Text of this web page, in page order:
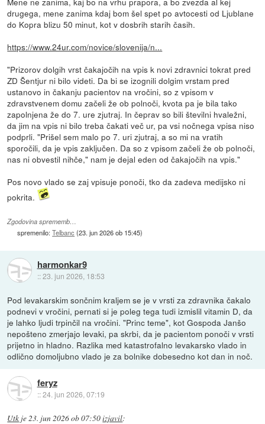
drugega, mene zanima kdaj bom šel spet po avtocesti od Ljublane
do Kopra blizu 50 minut, kot v dosbrih starih časih.
https://www.24ur.com/novice/slovenija/n...
"Prizorov dolgih vrst čakajočih na vpis k novi zdravnici tokrat pred
ZD Šentjur ni bilo videti. Da bi se izognili dolgim vrstam pred
ustanovo in čakanju pacientov na vročini, so z vpisom v
zdravstvenem domu začeli že ob polnoči, kvota pa je bila tako
zapolnjena že do 7. ure zjutraj. In čeprav so bili številni hvaležni,
da jim na vpis ni bilo treba čakati več ur, pa vsi nočnega vpisa niso
podprli. "Prišel sem malo po 7. uri zjutraj, a so mi na vratih
sporočili, da je vpis zaključen. Da so z vpisom začeli že ob polnoči,
nas ni obvestil nihče," nam je dejal eden od čakajočih na vpis."
Pos novo vlado se zaj vpisuje ponoči, tko da zadeva medijsko ni
pokrita.
Zgodovina sprememb…
spremenilo:Telbanc (23. jun 2026 ob 15:45)
harmonkar9
::23. jun 2026, 18:53
Pod levakarskim sončnim kraljem se je v vrsti za zdravnika čakalo
podnevi v vročini, pernati si je poleg tega tudi izmislil vitamin D, da
je lahko ljudi trpinčil na vročini. "Princ teme", kot Gospoda Janšo
nepošteno zmerjajo levaki, pa skrbi, da je pacientom ponoči v vrsti
prijetno in hladno. Razlika med katastrofalno levakarsko vlado in
odlično domoljubno vlado je za bolnike dobesedno kot dan in noč.
feryz
::24. jun 2026, 07:19
Utk je23. jun 2026 ob 07:50izjavil: